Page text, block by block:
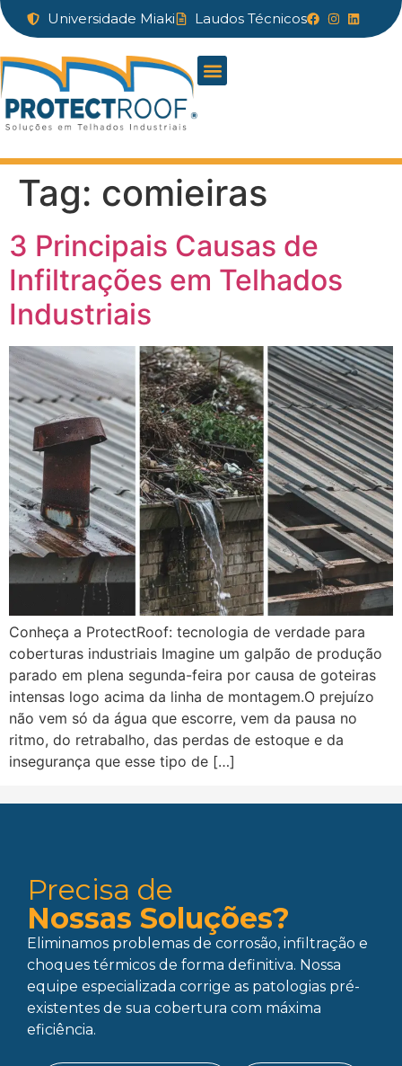
Universidade Miaki Laudos Técnicos
Tag: comieiras
3 Principais Causas de
Infiltrações em Telhados
Industriais
Conheça a ProtectRoof: tecnologia de verdade para
coberturas industriais Imagine um galpão de produção
parado em plena segunda-feira por causa de goteiras
intensas logo acima da linha de montagem.O prejuízo
não vem só da água que escorre, vem da pausa no
ritmo, do retrabalho, das perdas de estoque e da
insegurança que esse tipo de […]
Precisa de
Nossas Soluções?
Eliminamos problemas de corrosão, infiltração e
choques térmicos de forma definitiva. Nossa
equipe especializada corrige as patologias pré-
existentes de sua cobertura com máxima
eficiência.